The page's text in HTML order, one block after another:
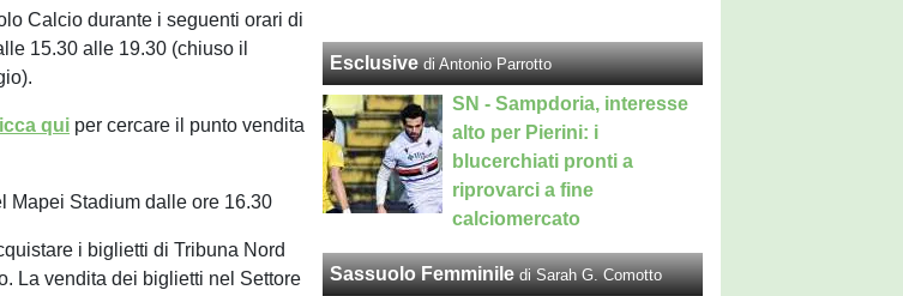
Calcio durante i seguenti orari di
15.30 alle 19.30 (chiuso il
qui per cercare il punto vendita
Mapei Stadium dalle ore 16.30
i biglietti di Tribuna Nord
La vendita dei biglietti nel Settore
Esclusive di Antonio Parrotto
SN - Sampdoria, interesse
alto per Pierini: i
blucerchiati pronti a
riprovarci a fine
calciomercato
Sassuolo Femminile di Sarah G. Comotto